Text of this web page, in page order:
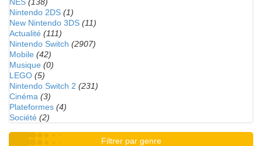
Nintendo 2DS (1)
New Nintendo 3DS (11)
Actualité (111)
Nintendo Switch (2907)
Mobile (42)
Musique (0)
LEGO (5)
Nintendo Switch 2 (231)
Cinéma (3)
Plateformes (4)
Société (2)
Filtrer par genre